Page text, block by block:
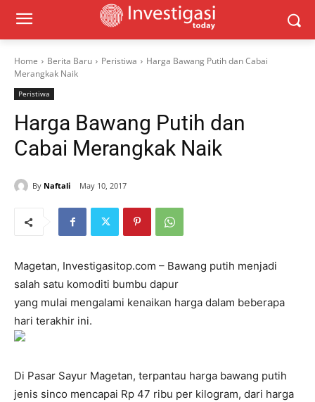
Home Berita Baru Peristiwa
Harga Bawang Putih dan Cabai
Merangkak Naik
Peristiwa
Harga Bawang Putih dan
Cabai Merangkak Naik
By Naftali May 10, 2017
Magetan, Investigasitop.com – Bawang putih menjadi
salah satu komoditi bumbu dapur
yang mulai mengalami kenaikan harga dalam beberapa
hari terakhir ini.
Di Pasar Sayur Magetan, terpantau harga bawang putih
jenis sinco mencapai Rp 47 ribu per kilogram, dari harga